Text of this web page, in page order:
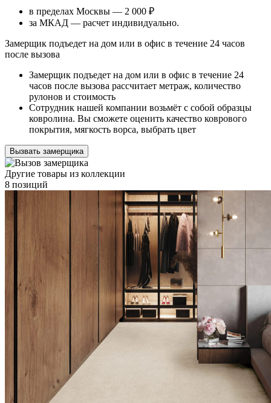
в пределах Москвы — 2 000 ₽
за МКАД — расчет индивидуально.
Замерщик подъедет на дом или в офис в течение 24 часов
после вызова
Замерщик подъедет на дом или в офис в течение 24
часов после вызова рассчитает метраж, количество
рулонов и стоимость
Сотрудник нашей компании возьмёт с собой образцы
ковролина. Вы сможете оценить качество коврового
покрытия, мягкость ворса, выбрать цвет
Вызвать замерщика
Другие товары из коллекции
8 позиций